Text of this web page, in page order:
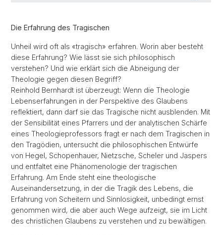
Die Erfahrung des Tragischen
Unheil wird oft als «tragisch» erfahren. Worin aber besteht
diese Erfahrung? Wie lässt sie sich philosophisch
verstehen? Und wie erklärt sich die Abneigung der
Theologie gegen diesen Begriff?
Reinhold Bernhardt ist überzeugt: Wenn die Theologie
Lebenserfahrungen in der Perspektive des Glaubens
reflektiert, dann darf sie das Tragische nicht ausblenden. Mit
der Sensibilität eines Pfarrers und der analytischen Schärfe
eines Theologieprofessors fragt er nach dem Tragischen in
den Tragödien, untersucht die philosophischen Entwürfe
von Hegel, Schopenhauer, Nietzsche, Scheler und Jaspers
und entfaltet eine Phänomenologie der tragischen
Erfahrung. Am Ende steht eine theologische
Auseinandersetzung, in der die Tragik des Lebens, die
Erfahrung von Scheitern und Sinnlosigkeit, unbedingt ernst
genommen wird, die aber auch Wege aufzeigt, sie im Licht
des christlichen Glaubens zu verstehen und zu bewältigen.